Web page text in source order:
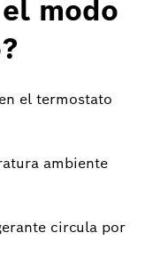
modo
el termostato
ambiente
circula por